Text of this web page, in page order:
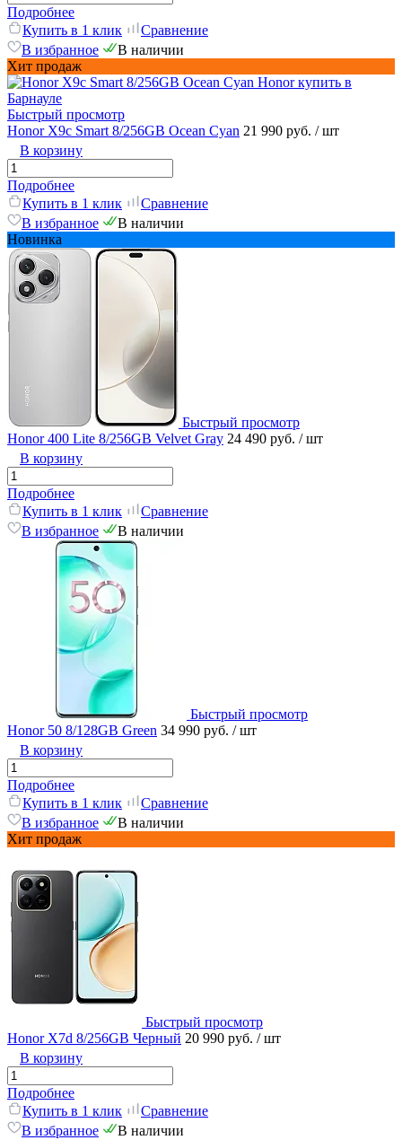
Подробнее
Купить в 1 клик
Сравнение
В избранное
В наличии
Хит продаж
Быстрый просмотр
Honor X9c Smart 8/256GB Ocean Cyan 21 990 руб. / шт
В корзину
Подробнее
Купить в 1 клик
Сравнение
В избранное
В наличии
Новинка
Быстрый просмотр
Honor 400 Lite 8/256GB Velvet Gray 24 490 руб. / шт
В корзину
Подробнее
Купить в 1 клик
Сравнение
В избранное
В наличии
Быстрый просмотр
Honor 50 8/128GB Green 34 990 руб. / шт
В корзину
Подробнее
Купить в 1 клик
Сравнение
В избранное
В наличии
Хит продаж
Быстрый просмотр
Honor X7d 8/256GB Черный 20 990 руб. / шт
В корзину
Подробнее
Купить в 1 клик
Сравнение
В избранное
В наличии